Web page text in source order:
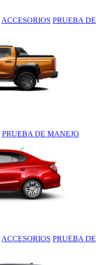
ACCESORIOS PRUEBA DE
PRUEBA DE MANEJO
ACCESORIOS PRUEBA DE